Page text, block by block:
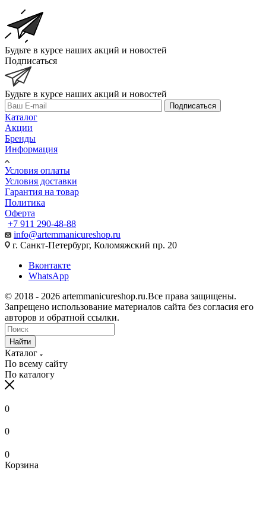
Будьте в курсе наших акций и новостей
Подписаться
Будьте в курсе наших акций и новостей
Подписаться
Каталог
Акции
Бренды
Информация
Условия оплаты
Условия доставки
Гарантия на товар
Политика
Оферта
+7 911 290-48-88
info@artemmanicureshop.ru
г. Санкт-Петербург, Коломяжский пр. 20
Вконтакте
WhatsApp
© 2018 - 2026 artemmanicureshop.ru.Все права защищены.
Запрещено использование материалов сайта без согласия его
авторов и обратной ссылки.
Найти
Каталог
По всему сайту
По каталогу
0
0
0
Корзина